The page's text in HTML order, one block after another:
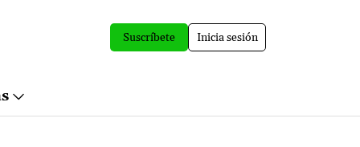
Suscríbete Inicia sesión